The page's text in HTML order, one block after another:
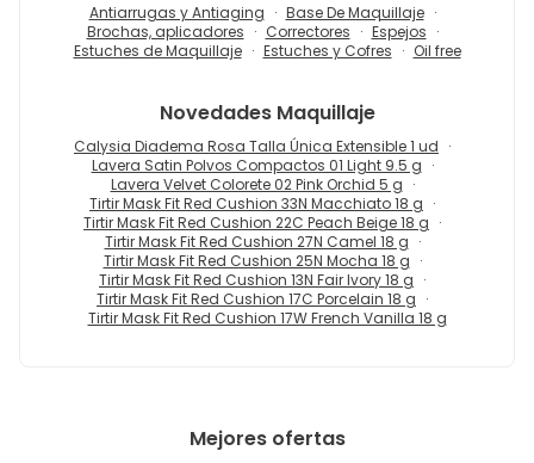
Antiarrugas y Antiaging
Base De Maquillaje
Brochas, aplicadores
Correctores
Espejos
Estuches de Maquillaje
Estuches y Cofres Oil free
Novedades Maquillaje
Calysia Diadema Rosa Talla Única Extensible 1 ud
Lavera Satin Polvos Compactos 01 Light 9.5 g
Lavera Velvet Colorete 02 Pink Orchid 5 g
Tirtir Mask Fit Red Cushion 33N Macchiato 18 g
Tirtir Mask Fit Red Cushion 22C Peach Beige 18 g
Tirtir Mask Fit Red Cushion 27N Camel 18 g
Tirtir Mask Fit Red Cushion 25N Mocha 18 g
Tirtir Mask Fit Red Cushion 13N Fair Ivory 18 g
Tirtir Mask Fit Red Cushion 17C Porcelain 18 g
Tirtir Mask Fit Red Cushion 17W French Vanilla 18 g
Mejores ofertas